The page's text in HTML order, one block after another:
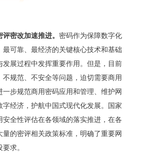
密改加速推进。 密码作为保障数字化
最可靠、最经济的关键核心技术和基础
发展过程中发挥重要作用。但是，目前
不规范、不安全等问题，迫切需要商用
一步规范商用密码应用和管理、维护网
字经济，护航中国式现代化发展。国家
安全性评估在各领域的落实推进，在各
的密评相关政策标准，明确了重要网
求。